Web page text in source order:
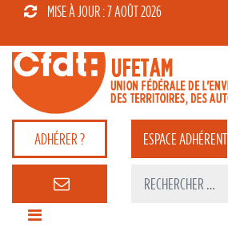
MISE À JOUR : 7 AOÛT 2026
ADHÉRER ? ESPACEADHÉRENT